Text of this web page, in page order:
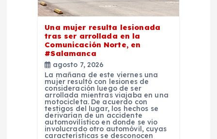
Una mujer resulta lesionada
tras ser arrollada en la
Comunicación Norte, en
#Salamanca
agosto 7, 2026
La mañana de este viernes una
mujer resultó con lesiones de
consideración luego de ser
arrollada mientras viajaba en una
motocicleta. De acuerdo con
testigos del lugar, los hechos se
derivarían de un accidente
automovilístico en donde se vio
involucrado otro automóvil, cuyas
características se desconocen